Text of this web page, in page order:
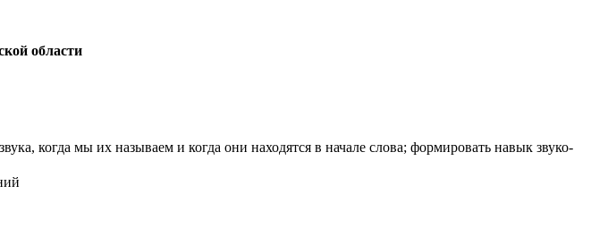
области
когда мы их называем и когда они находятся в начале слова; формировать навык звуко-